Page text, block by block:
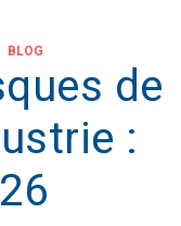
BLOG
de
: